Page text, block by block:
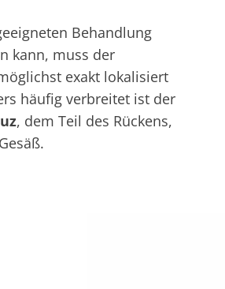
Behandlung
kann, muss der
exakt lokalisiert
häufig verbreitet ist der
, dem Teil des Rückens,